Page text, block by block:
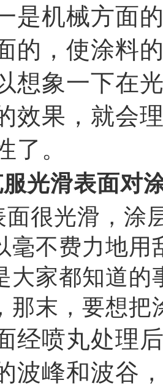
是机械方面
的，使涂料
想象一下在
效果，就会
了。
服光滑表面对
很光滑，涂
毫不费力地
大家都知道
那末，要想把
经喷丸处理
波峰和波谷